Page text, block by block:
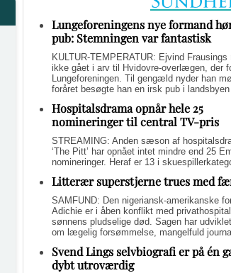
Lungeforeningens nye formand
pub: Stemningen var fantastisk
KULTUR-TEMPERATUR: Ejvind
ikke gået i arv til Hvidovre-overlægen, der
Lungeforeningen. Til gengæld nyder han
foråret besøgte han en irsk pub i
Hospitalsdrama opnår hele 25
nomineringer til central TV-pris
STREAMING: Anden sæson af
‘The Pitt’ har opnået intet mindre end 25
nomineringer. Heraf er 13 i
Litterær superstjerne trues med
SAMFUND: Den nigeriansk-amerikanske
Adichie er i åben konflikt med
sønnens pludselige død. Sagen har
om lægelig forsømmelse, mangelfuld
Svend Lings selvbiografi er på én
dybt utroværdig